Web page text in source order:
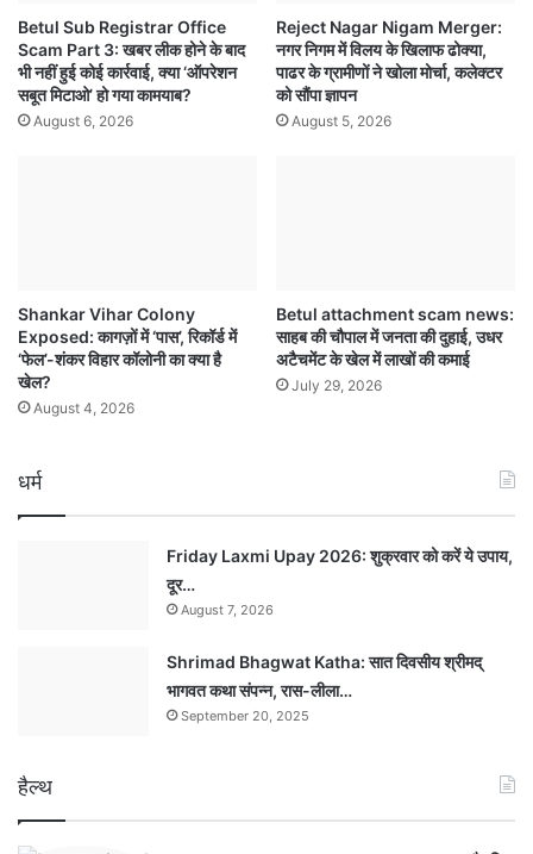
Betul Sub Registrar Office
Scam Part 3: खबर लीक होने के बाद
भी नहीं हुई कोई कार्रवाई, क्या ‘ऑपरेशन
सबूत मिटाओ’ हो गया कामयाब?
August 6, 2026
Reject Nagar Nigam Merger:
नगर निगम में विलय के खिलाफ ढोक्या,
पाढर के ग्रामीणों ने खोला मोर्चा, कलेक्टर
को सौंपा ज्ञापन
August 5, 2026
Shankar Vihar Colony
Exposed: कागज़ों में ‘पास’, रिकॉर्ड में
‘फेल’-शंकर विहार कॉलोनी का क्या है
खेल?
August 4, 2026
Betul attachment scam news:
साहब की चौपाल में जनता की दुहाई, उधर
अटैचमेंट के खेल में लाखों की कमाई
July 29, 2026
धर्म
Friday Laxmi Upay 2026: शुक्रवार को करें ये उपाय,
दूर…
August 7, 2026
Shrimad Bhagwat Katha: सात दिवसीय श्रीमद्
भागवत कथा संपन्न, रास-लीला…
September 20, 2025
हैल्थ